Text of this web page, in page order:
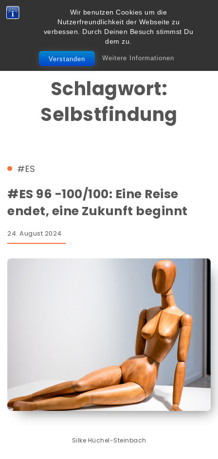
Wir benutzen Cookies um die
Nutzerfreundlichkeit der Webseite zu
verbessen. Durch Deinen Besuch stimmst Du
dem zu.
Verstanden Weitere Informationen
Skip to content
Vielbegabt.de
Toggle
navigation
Schlagwort:
Selbstfindung
#ES
#ES 96 -100/100: Eine Reise
endet, eine Zukunft beginnt
24. August 2024
Silke Hüchel-Steinbach